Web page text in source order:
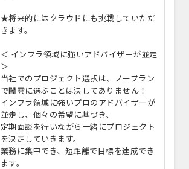
★将来的にはクラウドにも挑戦していただ
きます。
＜ インフラ領域に強いアドバイザーが並走
＞
当社でのプロジェクト選択は、ノープラン
で闇雲に選ぶことは決してありません！
インフラ領域に強いプロのアドバイザーが
並走し、個々の希望に基づき、
定期面談を行いながら一緒にプロジェクト
を決定していきます。
業務に集中でき、短距離で目標を達成でき
ます。